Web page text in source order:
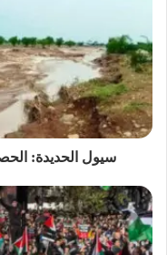
سيول الحديدة: الحصيلة ترتفع